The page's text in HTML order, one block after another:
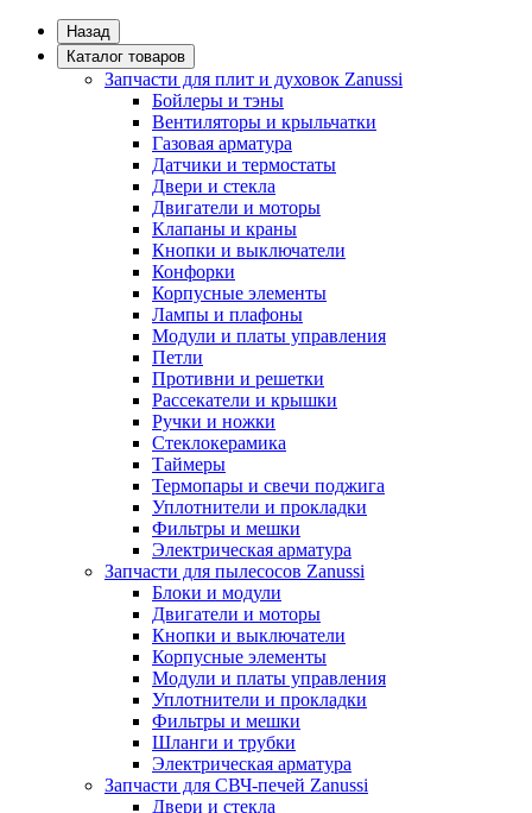
Назад
Каталог товаров
Запчасти для плит и духовок Zanussi
Бойлеры и тэны
Вентиляторы и крыльчатки
Газовая арматура
Датчики и термостаты
Двери и стекла
Двигатели и моторы
Клапаны и краны
Кнопки и выключатели
Конфорки
Корпусные элементы
Лампы и плафоны
Модули и платы управления
Петли
Противни и решетки
Рассекатели и крышки
Ручки и ножки
Стеклокерамика
Таймеры
Термопары и свечи поджига
Уплотнители и прокладки
Фильтры и мешки
Электрическая арматура
Запчасти для пылесосов Zanussi
Блоки и модули
Двигатели и моторы
Кнопки и выключатели
Корпусные элементы
Модули и платы управления
Уплотнители и прокладки
Фильтры и мешки
Шланги и трубки
Электрическая арматура
Запчасти для СВЧ-печей Zanussi
Двери и стекла